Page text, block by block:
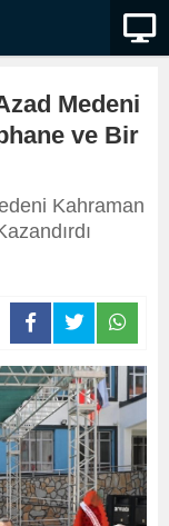
Medeni
ve Bir
Kahraman